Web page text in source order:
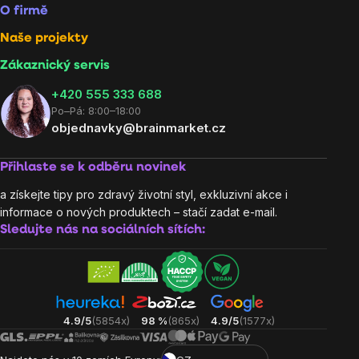
O firmě
Naše projekty
Zákaznický servis
‭+420 555 333 688
Po–Pá: 8:00–18:00
objednavky@brainmarket.cz
Přihlaste se k odběru novinek
a získejte tipy pro zdravý životní styl, exkluzivní akce i
informace o nových produktech – stačí zadat e-mail.
Sledujte nás na sociálních sítích:
4.9/5(5854x) 98 %(865x) 4.9/5(1577x)